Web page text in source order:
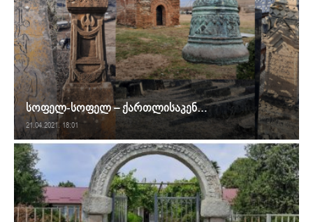
სოფელ-სოფელ – ქართლისაკენ…
21.04.2021. 18:01